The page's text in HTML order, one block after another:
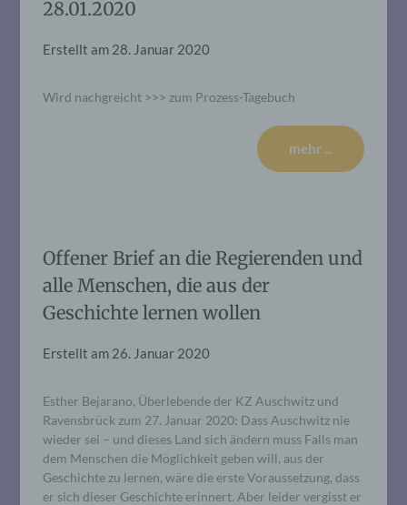
28.01.2020
Erstellt am 28. Januar 2020
Wird nachgreicht >>> zum Prozess-Tagebuch
mehr ...
Offener Brief an die Regierenden und
alle Menschen, die aus der
Geschichte lernen wollen
Erstellt am 26. Januar 2020
Esther Bejarano, Überlebende der KZ Auschwitz und
Ravensbrück zum 27. Januar 2020: Dass Auschwitz nie
wieder sei – und dieses Land sich ändern muss Falls man
dem Menschen die Möglichkeit geben will, aus der
Geschichte zu lernen, wäre die erste Voraussetzung, dass
er sich dieser Geschichte erinnert. Aber leider vergisst er